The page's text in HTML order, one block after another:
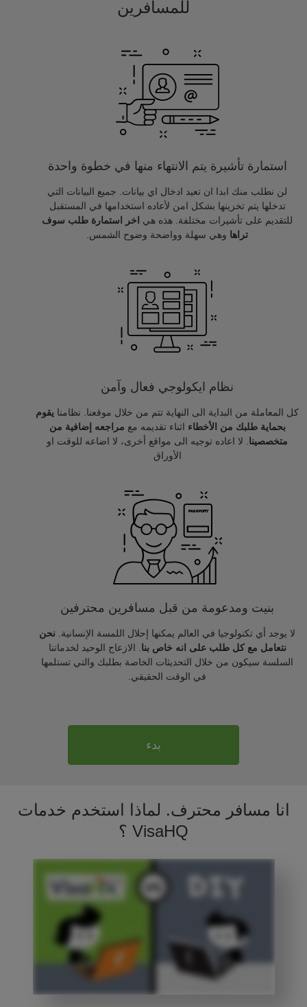
للمسافرين
استمارة تأشيرة يتم الانتهاء منها في خطوة واحدة
لن نطلب منك ابدا ان تعيد ادخال اي بيانات. جميع البيانات التي
تدخلها يتم تخزينها بشكل امن لأعاده استخدامها في المستقبل
للتقديم على تأشيرات مختلفة. هذه هي
اخر استمارة طلب سوف
تراها وهي سهلة وواضحة وضوح الشمس.
نظام ايكولوجي فعال وآمن
كل المعاملة من البداية الى النهاية تتم من خلال موقعنا. نظامنا يقوم
بحماية طلبك من الأخطاء اثناء تقديمه مع مراجعه إضافية من
متخصصينا . لا اعاده توجيه الى مواقع أخرى، لا اضاعه للوقت او
الأوراق
بنيت ومدعومة من قبل مسافرين محترفين
لا يوجد أي تكنولوجيا في العالم يمكنها إحلال اللمسة الإنسانية. نحن
نتعامل مع كل طلب على انه خاص بنا . الازعاج الوحيد لخدماتنا
السلسة سيكون من خلال التحديثات الخاصة بطلبك والتي تستلمها
في الوقت الحقيقي.
بدء
انا مسافر محترف. لماذا استخدم خدمات
VisaHQ ؟